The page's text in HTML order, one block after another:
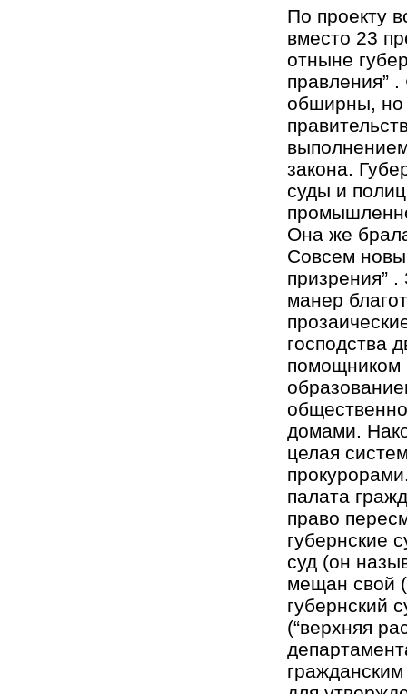
По проекту
вместо 23
отныне
правления”
обширны, но
закона.
суды и
Она же
Совсем
призрения”
манер
господства
помощником
домами.
целая
палата
право
губернские
суд (он
мещан свой
губернский
(“верхняя